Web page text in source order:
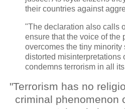
their countries against
"The declaration also calls
ensure that the voice of the
overcomes the tiny minority
distorted misinterpretations
condemns terrorism in all
"Terrorism has no
criminal phenomenon